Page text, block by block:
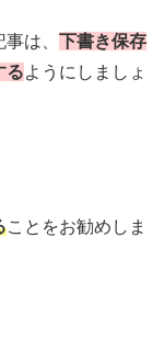
は、 下書き保存
るようにしましょ
ことをお勧めしま